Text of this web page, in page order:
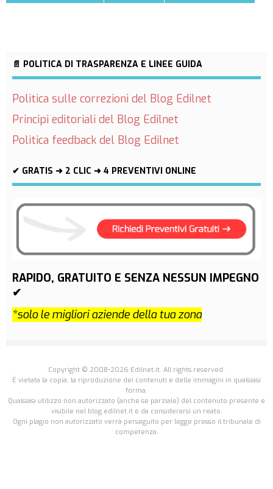
📄 POLITICA DI TRASPARENZA E LINEE GUIDA
Politica sulle correzioni del Blog Edilnet
Principi editoriali del Blog Edilnet
Politica feedback del Blog Edilnet
✔ GRATIS ➜ 2 CLIC ➜ 4 PREVENTIVI ONLINE
RAPIDO, GRATUITO E SENZA NESSUN IMPEGNO
✔
*solo le migliori aziende della tua zona
Copyright © 2008-2026 Edilnet.it. All rights reserved.
É vietata la copia, la riproduzione dei contenuti e delle immagini in qualsiasi
forma.
Qualsiasi utilizzo non autorizzato (anche se parziale) del contenuto presente e
visibile nel blog.edilnet.it è da considerarsi un reato.
Ogni plagio non autorizzato verrà perseguito per legge presso il tribunale di
competenza.